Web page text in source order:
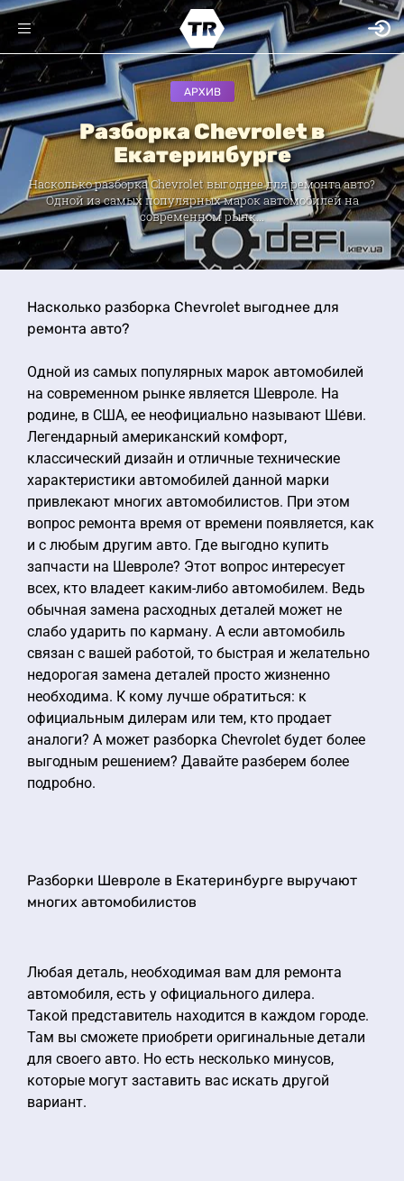
АРХИВ
Разборка Chevrolet в
Екатеринбурге
Насколько разборка Chevrolet выгоднее для ремонта авто?
Одной из самых популярных марок автомобилей на
современном рынк...
Насколько разборка Chevrolet выгоднее для
ремонта авто?
Одной из самых популярных марок автомобилей
на современном рынке является Шевроле. На
родине, в США, ее неофициально называют Ше́ви.
Легендарный американский комфорт,
классический дизайн и отличные технические
характеристики автомобилей данной марки
привлекают многих автомобилистов. При этом
вопрос ремонта время от времени появляется, как
и с любым другим авто. Где выгодно купить
запчасти на Шевроле? Этот вопрос интересует
всех, кто владеет каким-либо автомобилем. Ведь
обычная замена расходных деталей может не
слабо ударить по карману. А если автомобиль
связан с вашей работой, то быстрая и желательно
недорогая замена деталей просто жизненно
необходима. К кому лучше обратиться: к
официальным дилерам или тем, кто продает
аналоги? А может разборка Chevrolet будет более
выгодным решением? Давайте разберем более
подробно.
Разборки Шевроле в Екатеринбурге выручают
многих автомобилистов
Любая деталь, необходимая вам для ремонта
автомобиля, есть у официального дилера.
Такой представитель находится в каждом городе.
Там вы сможете приобрети оригинальные детали
для своего авто. Но есть несколько минусов,
которые могут заставить вас искать другой
вариант.